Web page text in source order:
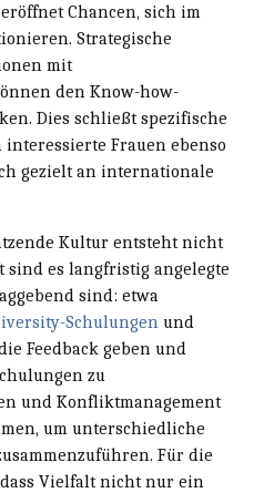
Chancen, sich im
Strategische
mit
den Know-how-
Dies schließt spezifische
Frauen ebenso
gezielt an internationale
Kultur entsteht nicht
sind es langfristig angelegte
sind: etwa
Schulungen und
Feedback geben und
zu
und Konfliktmanagement
um unterschiedliche
Für die
Vielfalt nicht nur ein